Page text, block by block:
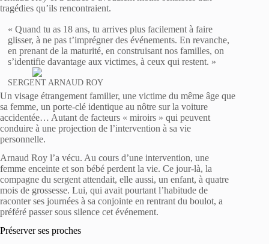
tragédies qu’ils rencontraient.
« Quand tu as 18 ans, tu arrives plus facilement à faire
glisser, à ne pas t’imprégner des événements. En revanche,
en prenant de la maturité, en construisant nos familles, on
s’identifie davantage aux victimes, à ceux qui restent. »
SERGENT ARNAUD ROY
Un visage étrangement familier, une victime du même âge que
sa femme, un porte-clé identique au nôtre sur la voiture
accidentée… Autant de facteurs « miroirs » qui peuvent
conduire à une projection de l’intervention à sa vie
personnelle.
Arnaud Roy l’a vécu. Au cours d’une intervention, une
femme enceinte et son bébé perdent la vie. Ce jour-là, la
compagne du sergent attendait, elle aussi, un enfant, à quatre
mois de grossesse. Lui, qui avait pourtant l’habitude de
raconter ses journées à sa conjointe en rentrant du boulot, a
préféré passer sous silence cet événement.
Préserver ses proches